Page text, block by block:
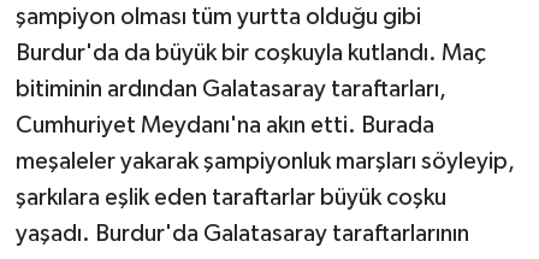
şampiyon olması tüm yurtta olduğu gibi
Burdur'da da büyük bir coşkuyla kutlandı. Maç
bitiminin ardından Galatasaray taraftarları,
Cumhuriyet Meydanı'na akın etti. Burada
meşaleler yakarak şampiyonluk marşları söyleyip,
şarkılara eşlik eden taraftarlar büyük coşku
yaşadı. Burdur'da Galatasaray taraftarlarının